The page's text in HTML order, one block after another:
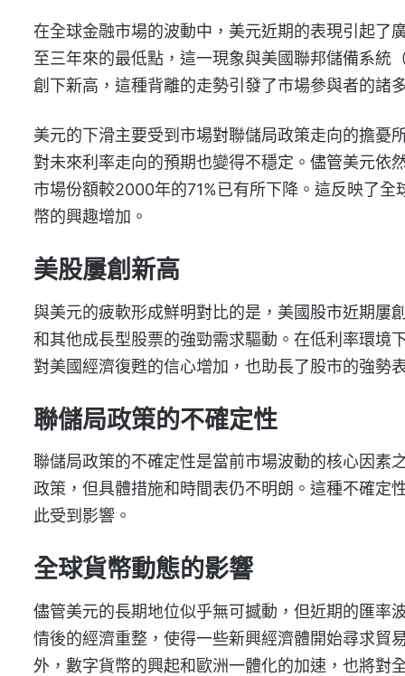
在全球金融市場的波動中，美元近期的表現引起了
至三年來的最低點，這一現象與美國聯邦儲備系統
創下新高，這種背離的走勢引發了市場參與者的諸
美元的下滑主要受到市場對聯儲局政策走向的擔憂
對未來利率走向的預期也變得不穩定。儘管美元依
市場份額較2000年的71%已有所下降。這反映了
幣的興趣增加。
美股屢創新高
與美元的疲軟形成鮮明對比的是，美國股市近期屢
和其他成長型股票的強勁需求驅動。在低利率環境
對美國經濟復甦的信心增加，也助長了股市的強勢
聯儲局政策的不確定性
聯儲局政策的不確定性是當前市場波動的核心因素
政策，但具體措施和時間表仍不明朗。這種不確定
此受到影響。
全球貨幣動態的影響
儘管美元的長期地位似乎無可撼動，但近期的匯率
情後的經濟重整，使得一些新興經濟體開始尋求貿
外，數字貨幣的興起和歐洲一體化的加速，也將對